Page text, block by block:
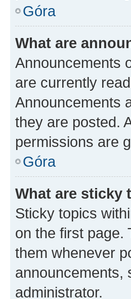
Góra
What are
Announcements
are currently
Announcements
they are posted.
permissions are
Góra
What are sticky
Sticky topics
on the first page.
them whenever
announcements,
administrator.